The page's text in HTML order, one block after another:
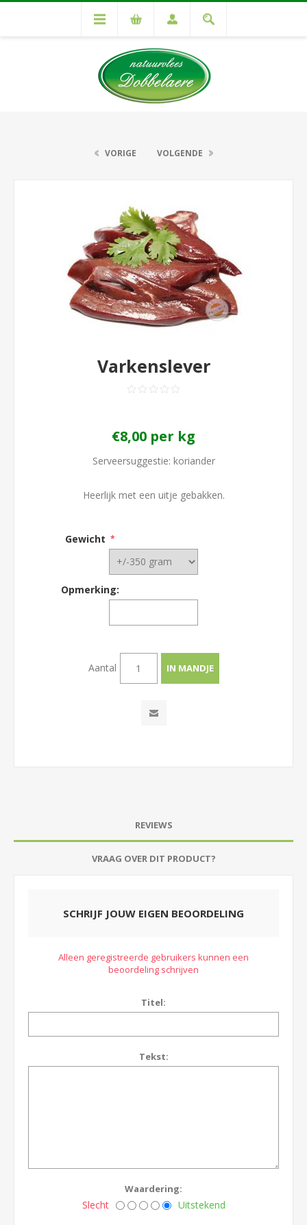
VORIGE VOLGENDE
Varkenslever
€8,00 per kg
Serveersuggestie: koriander
Heerlijk met een uitje gebakken.
Gewicht *
Opmerking:
Aantal
REVIEWS
VRAAG OVER DIT PRODUCT?
SCHRIJF JOUW EIGEN BEOORDELING
Alleen geregistreerde gebruikers kunnen een
beoordeling schrijven
Titel:
Tekst:
Waardering:
Slecht Uitstekend